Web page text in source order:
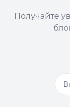
Получайте